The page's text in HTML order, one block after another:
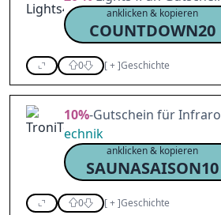
anklicken & kopieren
COUNTDOWN20
0 [+]Geschichte
10%-Gutschein für
echnik
anklicken & kopieren
SAUNASAISON10
0 [+]Geschichte